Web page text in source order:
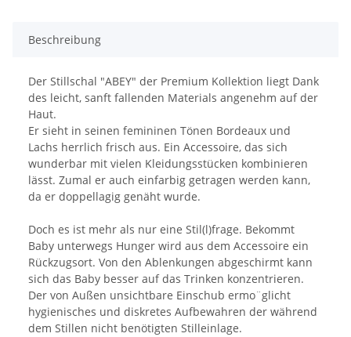
Beschreibung
Der Stillschal "ABEY" der Premium Kollektion liegt Dank
des leicht, sanft fallenden Materials angenehm auf der
Haut.
Er sieht in seinen femininen Tönen Bordeaux und
Lachs herrlich frisch aus. Ein Accessoire, das sich
wunderbar mit vielen Kleidungsstücken kombinieren
lässt. Zumal er auch einfarbig getragen werden kann,
da er doppellagig genäht wurde.
Doch es ist mehr als nur eine Stil(l)frage. Bekommt
Baby unterwegs Hunger wird aus dem Accessoire ein
Rückzugsort. Von den Ablenkungen abgeschirmt kann
sich das Baby besser auf das Trinken konzentrieren.
Der von Außen unsichtbare Einschub ermo¨glicht
hygienisches und diskretes Aufbewahren der während
dem Stillen nicht benötigten Stilleinlage.